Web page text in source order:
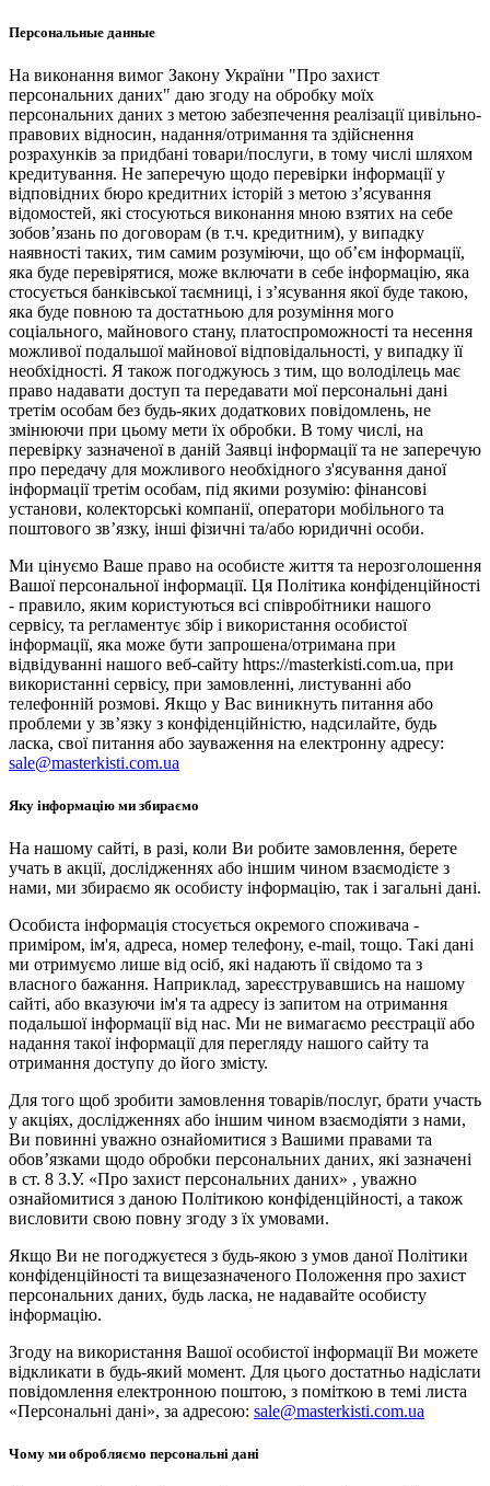
Персональные данные
На виконання вимог Закону України "Про захист
персональних даних" даю згоду на обробку моїх
персональних даних з метою забезпечення реалізації цивільно-
правових відносин, надання/отримання та здійснення
розрахунків за придбані товари/послуги, в тому числі шляхом
кредитування. Не заперечую щодо перевірки інформації у
відповідних бюро кредитних історій з метою з’ясування
відомостей, які стосуються виконання мною взятих на себе
зобов’язань по договорам (в т.ч. кредитним), у випадку
наявності таких, тим самим розуміючи, що об’єм інформації,
яка буде перевірятися, може включати в себе інформацію, яка
стосується банківської таємниці, і з’ясування якої буде такою,
яка буде повною та достатньою для розуміння мого
соціального, майнового стану, платоспроможності та несення
можливої подальшої майнової відповідальності, у випадку її
необхідності. Я також погоджуюсь з тим, що володілець має
право надавати доступ та передавати мої персональні дані
третім особам без будь-яких додаткових повідомлень, не
змінюючи при цьому мети їх обробки. В тому числі, на
перевірку зазначеної в даній Заявці інформації та не заперечую
про передачу для можливого необхідного з'ясування даної
інформації третім особам, під якими розумію: фінансові
установи, колекторські компанії, оператори мобільного та
поштового зв’язку, інші фізичні та/або юридичні особи.
Ми цінуємо Ваше право на особисте життя та нерозголошення
Вашої персональної інформації. Ця Політика конфіденційності
- правило, яким користуються всі співробітники нашого
сервісу, та регламентує збір і використання особистої
інформації, яка може бути запрошена/отримана при
відвідуванні нашого веб-сайту https://masterkisti.com.ua, при
використанні сервісу, при замовленні, листуванні або
телефонній розмові. Якщо у Вас виникнуть питання або
проблеми у зв’язку з конфіденційністю, надсилайте, будь
ласка, свої питання або зауваження на електронну адресу:
sale@masterkisti.com.ua
Яку інформацію ми збираємо
На нашому сайті, в разі, коли Ви робите замовлення, берете
учать в акції, дослідженнях або іншим чином взаємодієте з
нами, ми збираємо як особисту інформацію, так і загальні дані.
Особиста інформація стосується окремого споживача -
приміром, ім'я, адреса, номер телефону, e-mail, тощо. Такі дані
ми отримуємо лише від осіб, які надають її свідомо та з
власного бажання. Наприклад, зареєструвавшись на нашому
сайті, або вказуючи ім'я та адресу із запитом на отримання
подальшої інформації від нас. Ми не вимагаємо реєстрації або
надання такої інформації для перегляду нашого сайту та
отримання доступу до його змісту.
Для того щоб зробити замовлення товарів/послуг, брати участь
у акціях, дослідженнях або іншим чином взаємодіяти з нами,
Ви повинні уважно ознайомитися з Вашими правами та
обов’язками щодо обробки персональних даних, які зазначені
в ст. 8 З.У. «Про захист персональних даних» , уважно
ознайомитися з даною Політикою конфіденційності, а також
висловити свою повну згоду з їх умовами.
Якщо Ви не погоджуєтеся з будь-якою з умов даної Політики
конфіденційності та вищезазначеного Положення про захист
персональних даних, будь ласка, не надавайте особисту
інформацію.
Згоду на використання Вашої особистої інформації Ви можете
відкликати в будь-який момент. Для цього достатньо надіслати
повідомлення електронною поштою, з поміткою в темі листа
«Персональні дані», за адресою: sale@masterkisti.com.ua
Чому ми обробляємо персональні дані